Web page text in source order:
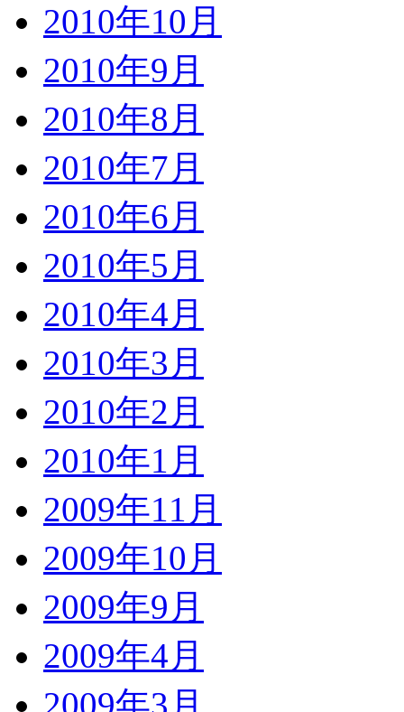
2010年10月
2010年9月
2010年8月
2010年7月
2010年6月
2010年5月
2010年4月
2010年3月
2010年2月
2010年1月
2009年11月
2009年10月
2009年9月
2009年4月
2009年3月